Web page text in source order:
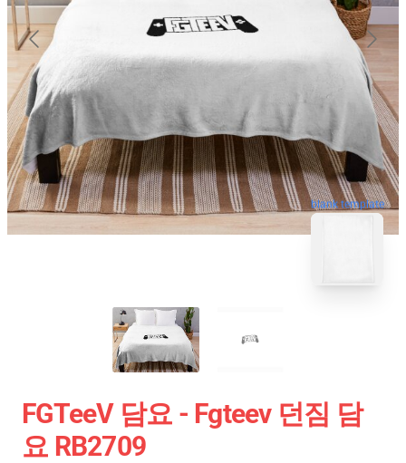
blank template
FGTeeV 담요 - Fgteev 던짐 담
요 RB2709